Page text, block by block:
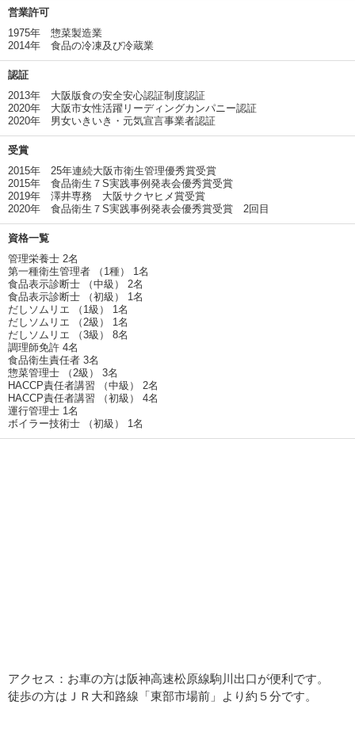
営業許可
1975年 惣菜製造業
2014年 食品の冷凍及び冷蔵業
認証
2013年 大阪版食の安全安心認証制度認証
2020年 大阪市女性活躍リーディングカンパニー認証
2020年 男女いきいき・元気宣言事業者認証
受賞
2015年 25年連続大阪市衛生管理優秀賞受賞
2015年 食品衛生７S実践事例発表会優秀賞受賞
2019年 澤井専務 大阪サクヤヒメ賞受賞
2020年 食品衛生７S実践事例発表会優秀賞受賞 2回目
資格一覧
管理栄養士 2名
第一種衛生管理者 （1種） 1名
食品表示診断士 （中級） 2名
食品表示診断士 （初級） 1名
だしソムリエ （1級） 1名
だしソムリエ （2級） 1名
だしソムリエ （3級） 8名
調理師免許 4名
食品衛生責任者 3名
惣菜管理士 （2級） 3名
HACCP責任者講習 （中級） 2名
HACCP責任者講習 （初級） 4名
運行管理士 1名
ボイラー技術士 （初級） 1名
アクセス：お車の方は阪神高速松原線駒川出口が便利です。
徒歩の方はＪＲ大和路線「東部市場前」より約５分です。